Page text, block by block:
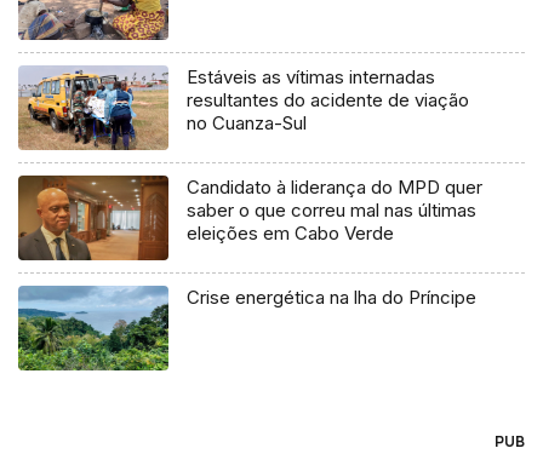
Estáveis as vítimas internadas
resultantes do acidente de viação
no Cuanza-Sul
Candidato à liderança do MPD quer
saber o que correu mal nas últimas
eleições em Cabo Verde
Crise energética na lha do Príncipe
PUB